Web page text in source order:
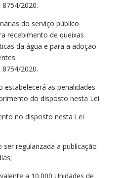
2020.
do serviço público
recebimento de queixas
da água e para a adoção
2020.
estabelecerá as penalidades
do disposto nesta Lei.
no disposto nesta Lei
ser regularizada a publicação
a 10.000 Unidades de